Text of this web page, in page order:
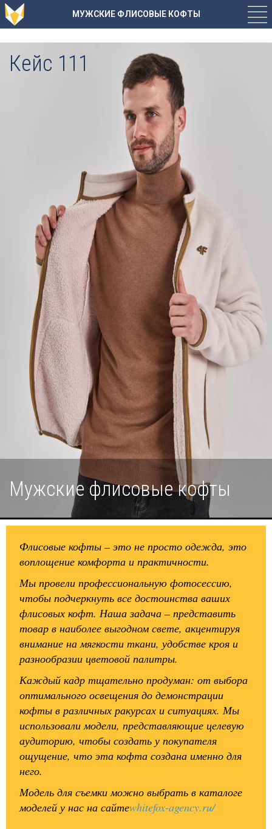
МУЖСКИЕ ФЛИСОВЫЕ КОФТЫ
Кейс 111
Мужские флисовые кофты
Флисовые кофты – это не просто одежда, это
воплощение комфорта и практичности.
Мы провели профессиональную фотосессию,
чтобы подчеркнуть все достоинства ваших
флисовых кофт. Наша задача – представить
товар в наиболее выгодном свете, акцентируя
внимание на мягкости ткани, удобстве кроя и
разнообразии цветовой палитры.
Каждый кадр тщательно продуман: от выбора
оптимального освещения до демонстрации
кофты в различных ракурсах и ситуациях. Мы
использовали модели, представляющие целевую
аудиторию, чтобы создать у покупателя
ощущение, что эта кофта создана именно для
него.
Модель для съемки можно выбрать в каталоге
моделей у нас на сайтеwhitefox-agency.ru/